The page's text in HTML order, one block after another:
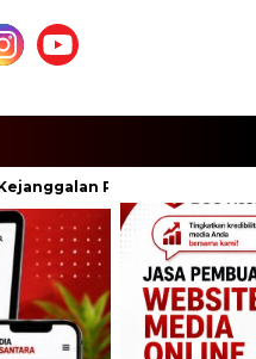
PPPK Dompu, BKD Diminta